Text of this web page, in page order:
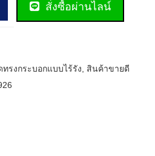
สั่งซื้อผ่านไลน์
รงกระบอกแบบไร้รัง
สินค้าขายดี